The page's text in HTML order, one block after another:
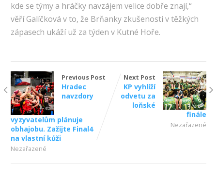
kde se týmy a hráčky navzájem velice dobře znají,“
věří Galíčková v to, že Brňanky zkušenosti v těžkých
zápasech ukáží už za týden v Kutné Hoře.
Previous Post
Hradec
navzdory
vyzyvatelům plánuje
obhajobu. Zažijte Final4
na vlastní kůži
Nezařazené
Next Post
KP vyhlíží
odvetu za
loňské
finále
Nezařazené